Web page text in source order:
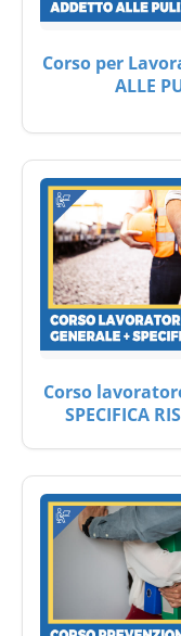
Corso per
ALLE
Corso
SPECIFICA